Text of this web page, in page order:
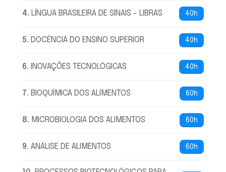
4. LÍNGUA BRASILEIRA DE SINAIS - LIBRAS 40h
5. DOCÊNCIA DO ENSINO SUPERIOR 40h
6. INOVAÇÕES TECNOLÓGICAS 40h
7. BIOQUÍMICA DOS ALIMENTOS 60h
8. MICROBIOLOGIA DOS ALIMENTOS 60h
9. ANÁLISE DE ALIMENTOS 60h